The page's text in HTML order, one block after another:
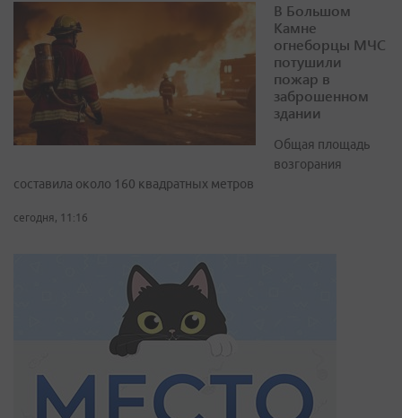
В Большом
Камне
огнеборцы МЧС
потушили
пожар в
заброшенном
здании
Общая площадь
возгорания
составила около 160 квадратных метров
сегодня, 11:16